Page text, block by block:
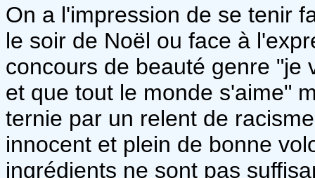
On a l'impression de se tenir
le soir de Noël ou face à
concours de beauté genre "je
et que tout le monde s'aime"
ternie par un relent de
innocent et plein de bonne
ingrédients ne sont pas